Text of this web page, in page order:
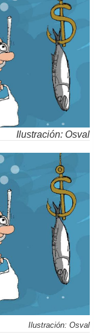
Ilustración: Osval
Ilustración: Osval